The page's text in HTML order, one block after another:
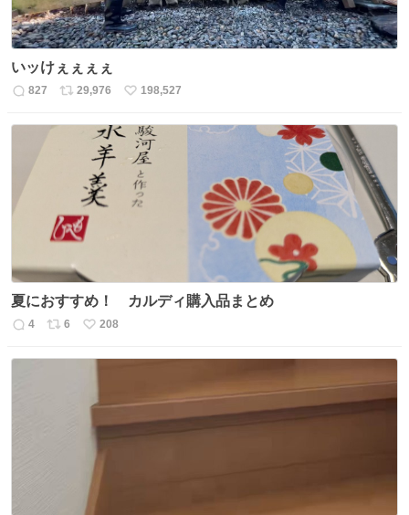
いッけぇぇぇぇ
返
827
リ
29,976
い
ね
数
198,527
夏におすすめ！ カルディ購入品まとめ
返
4
リ
6
い
208